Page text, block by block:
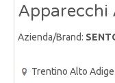
Apparecchi
Azienda/Brand:
Trentino Alto Adige